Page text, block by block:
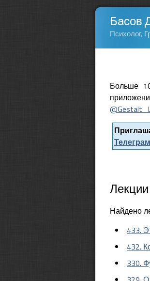
Басов
Психолог,
Больше
Телеграм
Найдено
433.
432.
330.